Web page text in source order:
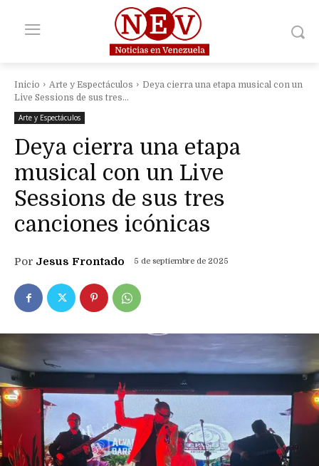
Inicio Arte y Espectáculos
Deya cierra una etapa musical con un
Live Sessions de sus tres...
Arte y Espectáculos
Deya cierra una etapa
musical con un Live
Sessions de sus tres
canciones icónicas
Por Jesus Frontado 5 de septiembre de 2025